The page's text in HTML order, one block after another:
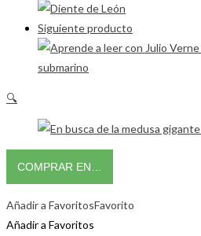
Siguiente producto
🔍
COMPRAR EN…
Añadir a FavoritosFavorito
Añadir a Favoritos